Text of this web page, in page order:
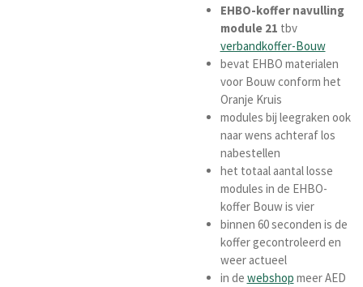
EHBO-koffer navulling
module 21 tbv
verbandkoffer-Bouw
bevat EHBO materialen
voor Bouw conform het
Oranje Kruis
modules bij leegraken ook
naar wens achteraf los
nabestellen
het totaal aantal losse
modules in de EHBO-
koffer Bouw is vier
binnen 60 seconden is de
koffer gecontroleerd en
weer actueel
in de webshop meer AED